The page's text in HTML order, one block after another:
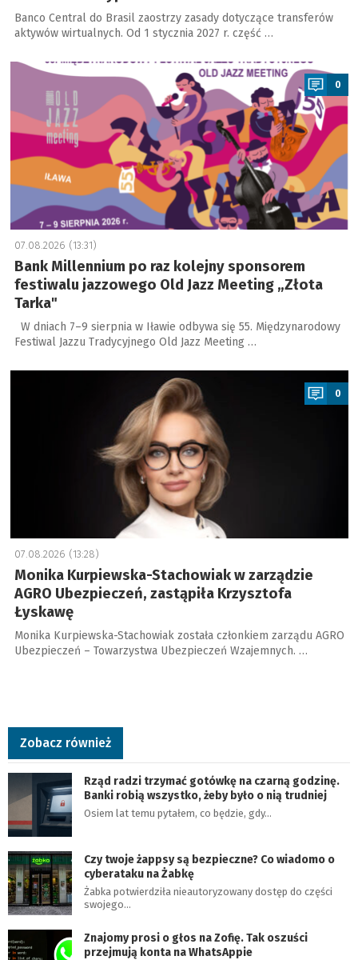
Banco Central do Brasil zaostrzy zasady dotyczące transferów
aktywów wirtualnych. Od 1 stycznia 2027 r. część …
a
0
07.08.2026 (13:31)
Bank Millennium po raz kolejny sponsorem
festiwalu jazzowego Old Jazz Meeting „Złota
Tarka"
W dniach 7–9 sierpnia w Iławie odbywa się 55. Międzynarodowy
Festiwal Jazzu Tradycyjnego Old Jazz Meeting …
a
0
07.08.2026 (13:28)
Monika Kurpiewska-Stachowiak w zarządzie
AGRO Ubezpieczeń, zastąpiła Krzysztofa
Łyskawę
Monika Kurpiewska-Stachowiak została członkiem zarządu AGRO
Ubezpieczeń – Towarzystwa Ubezpieczeń Wzajemnych. …
Zobacz również
Rząd radzi trzymać gotówkę na czarną godzinę.
Banki robią wszystko, żeby było o nią trudniej
Osiem lat temu pytałem, co będzie, gdy…
Czy twoje żappsy są bezpieczne? Co wiadomo o
cyberataku na Żabkę
Żabka potwierdziła nieautoryzowany dostęp do części
swojego…
Znajomy prosi o głos na Zofię. Tak oszuści
przejmują konta na WhatsAppie